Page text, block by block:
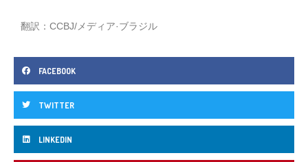
翻訳：CCBJ/メディア·ブラジル
FACEBOOK
TWITTER
LINKEDIN